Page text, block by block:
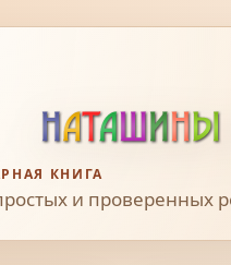
КНИГА
и проверенных